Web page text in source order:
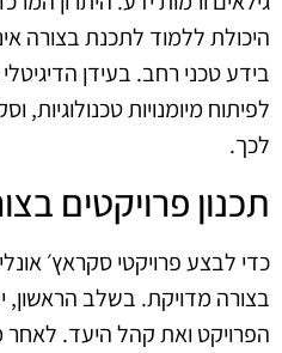
היכולת ללמוד לתכנת בצורה
בידע טכני רחב. בעידן
לפיתוח מיומנויות טכנולוגיות,
לכך.
תכנון פרויקטים
כדי לבצע פרויקטי סקראץ׳
בצורה מדויקת. בשלב הראשון,
הפרויקט ואת קהל היעד. לאחר